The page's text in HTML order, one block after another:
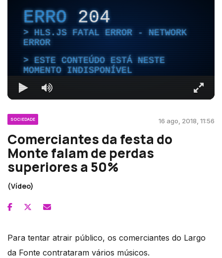
ERRO204
HLS.JS FATAL ERROR - NETWORK
ERROR
ESTE CONTEÚDO ESTÁ NESTE
MOMENTO INDISPONÍVEL
SOCIEDADE 16 ago, 2018, 11:56
Comerciantes da festa do
Monte falam de perdas
superiores a 50%
(Vídeo)
Para tentar atrair público, os comerciantes do Largo
da Fonte contrataram vários músicos.